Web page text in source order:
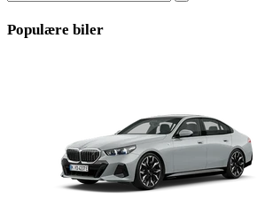
Populære biler